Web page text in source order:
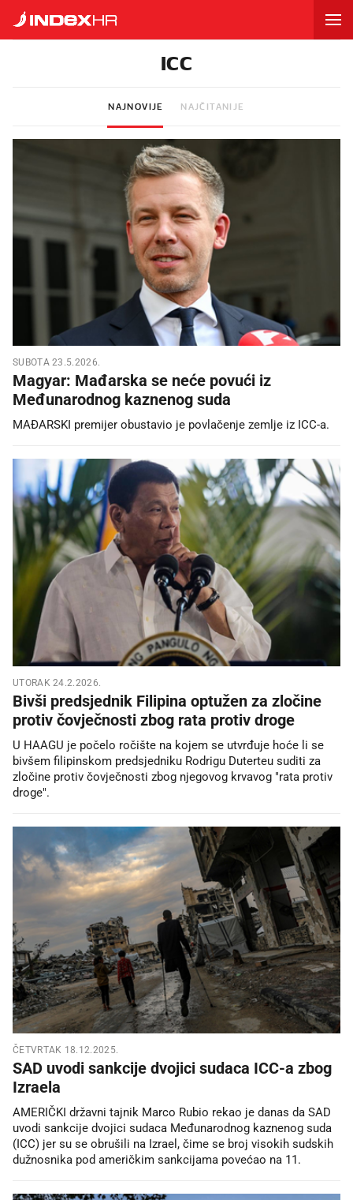
ICC
NAJNOVIJE NAJČITANIJE
SUBOTA 23.5.2026.
Magyar: Mađarska se neće povući iz
Međunarodnog kaznenog suda
MAĐARSKI premijer obustavio je povlačenje zemlje iz ICC-a.
UTORAK 24.2.2026.
Bivši predsjednik Filipina optužen za zločine
protiv čovječnosti zbog rata protiv droge
U HAAGU je počelo ročište na kojem se utvrđuje hoće li se
bivšem filipinskom predsjedniku Rodrigu Duterteu suditi za
zločine protiv čovječnosti zbog njegovog krvavog "rata protiv
droge".
ČETVRTAK 18.12.2025.
SAD uvodi sankcije dvojici sudaca ICC-a zbog
Izraela
AMERIČKI državni tajnik Marco Rubio rekao je danas da SAD
uvodi sankcije dvojici sudaca Međunarodnog kaznenog suda
(ICC) jer su se obrušili na Izrael, čime se broj visokih sudskih
dužnosnika pod američkim sankcijama povećao na 11.